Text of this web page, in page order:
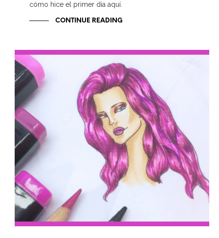
cómo hice el primer día aquí.
CONTINUE READING